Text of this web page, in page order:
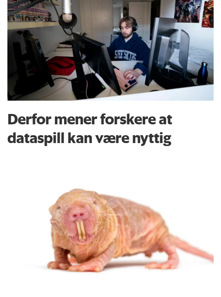
Derfor mener forskere at
dataspill kan være nyttig